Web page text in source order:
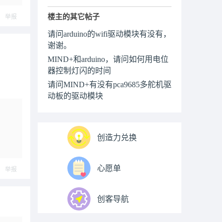
举报
举报
楼主的其它帖子
请问arduino的wifi驱动模块有没有，
谢谢。
MIND+和arduino，请问如何用电位
器控制灯闪的时间
请问MIND+有没有pca9685多舵机驱
动板的驱动模块
创造力兑换
心愿单
创客导航